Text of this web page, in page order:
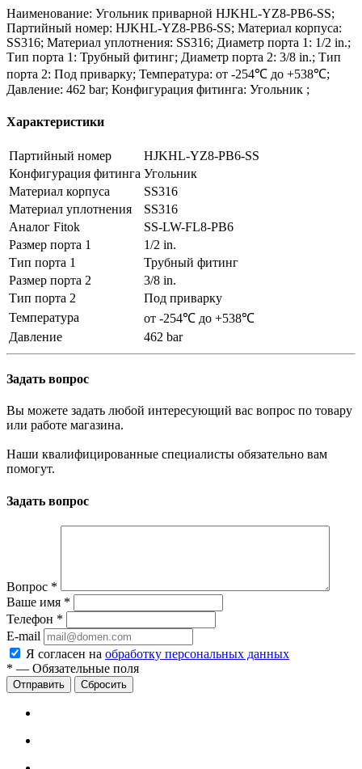
Наименование: Угольник приварной HJKHL-YZ8-PB6-SS;
Партийный номер: HJKHL-YZ8-PB6-SS; Материал корпуса:
SS316; Материал уплотнения: SS316; Диаметр порта 1: 1/2 in.;
Тип порта 1: Трубный фитинг; Диаметр порта 2: 3/8 in.; Тип
порта 2: Под приварку; Температура: от -254℃ до +538℃;
Давление: 462 bar; Конфигурация фитинга: Угольник ;
Характеристики
Партийный номер
HJKHL-YZ8-PB6-SS
Конфигурация фитинга Угольник
Материал корпуса
SS316
Материал уплотнения
SS316
Аналог Fitok
SS-LW-FL8-PB6
Размер порта 1
1/2 in.
Тип порта 1
Трубный фитинг
Размер порта 2
3/8 in.
Тип порта 2
Под приварку
Температура
от -254℃ до +538℃
Давление
462 bar
Задать вопрос
Вы можете задать любой интересующий вас вопрос по товару
или работе магазина.
Наши квалифицированные специалисты обязательно вам
помогут.
Задать вопрос
Вопрос *
Ваше имя *
Телефон *
E-mail
Я согласен на обработку персональных данных
* — Обязательные поля
Сбросить